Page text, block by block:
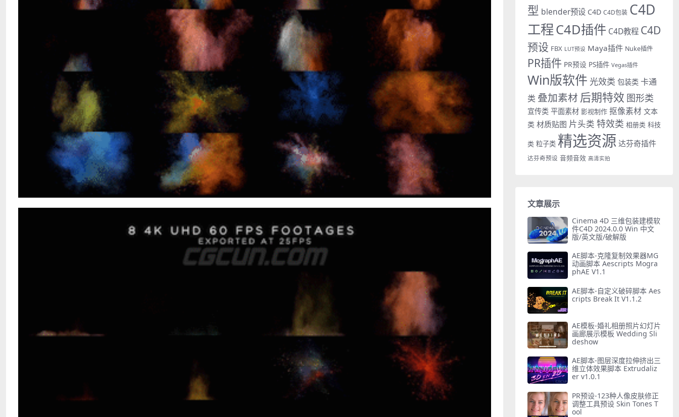
型 blender预设 C4D C4D包装 C4D
工程C4D插件 C4D教程 C4D
预设 FBX LUT预设 Maya插件 Nuke插件
PR插件 PR预设 PS插件 Vegas插件
Win版软件 光效类 包装类 卡通
类 叠加素材 后期特效 图形类
宣传类 平面素材 影视制作 抠像素材 文本
类 材质贴图 片头类 特效类 相册类 科技
类 粒子类 精选资源 达芬奇插件
达芬奇预设 音频音效 高清实拍
文章展示
Cinema 4D 三维包装建模软
件C4D 2024.0.0 Win 中文
版/英文版/破解版
AE脚本-克隆复制效果器MG
动画脚本 Aescripts Mogra
phAE V1.1
AE脚本-自定义破碎脚本 Aes
cripts Break It V1.1.2
AE模板-婚礼相册照片幻灯片
画廊展示模板 Wedding Sli
deshow
AE脚本-图层深度拉伸挤出三
维立体效果脚本 Extrudaliz
er v1.0.1
PR预设-123种人像皮肤修正
调整工具预设 Skin Tones T
ool